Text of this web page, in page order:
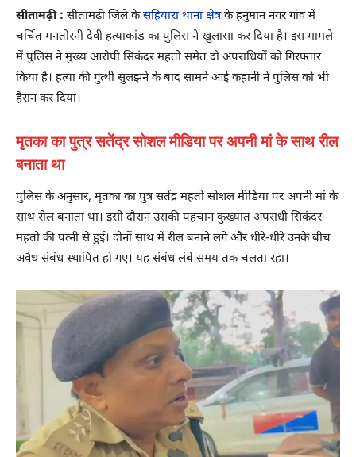
सीतामढ़ी : सीतामढ़ी जिले केसहियारा थाना क्षेत्रके हनुमान नगर गांव में
चर्चित मनतोरनी देवी हत्याकांड का पुलिस ने खुलासा कर दिया है। इस मामले
में पुलिस ने मुख्य आरोपी सिकंदर महतो समेत दो अपराधियों को गिरफ्तार
किया है। हत्या की गुत्थी सुलझने के बाद सामने आई कहानी ने पुलिस को भी
हैरान कर दिया।
मृतका का पुत्र सतेंद्र सोशल मीडिया पर अपनी मां के साथ रील
बनाता था
पुलिस के अनुसार, मृतका का पुत्र सतेंद्र महतो सोशल मीडिया पर अपनी मां के
साथ रील बनाता था। इसी दौरान उसकी पहचान कुख्यात अपराधी सिकंदर
महतो की पत्नी से हुई। दोनों साथ में रील बनाने लगे और धीरे-धीरे उनके बीच
अवैध संबंध स्थापित हो गए। यह संबंध लंबे समय तक चलता रहा।